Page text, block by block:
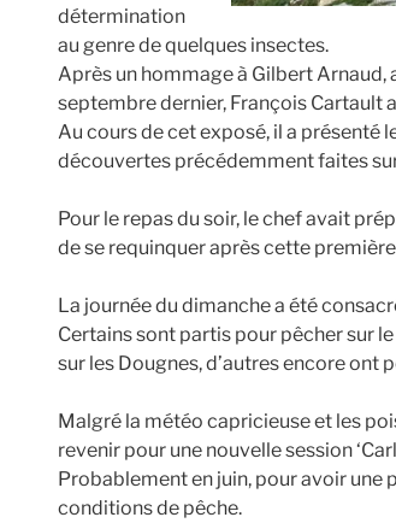
détermination
au genre de quelques insectes.
Après un hommage à Gilbert Arnaud,
septembre dernier, François Cartault
Au cours de cet exposé, il a présenté
découvertes précédemment faites
Pour le repas du soir, le chef avait
de se requinquer après cette
La journée du dimanche a été
Certains sont partis pour pêcher sur
sur les Dougnes, d’autres encore ont
Malgré la météo capricieuse et les
revenir pour une nouvelle session
Probablement en juin, pour avoir une
conditions de pêche.